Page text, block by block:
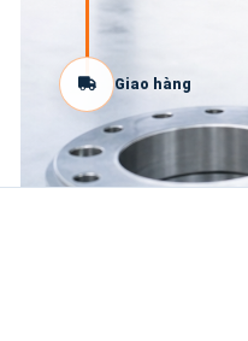
Giao hàng